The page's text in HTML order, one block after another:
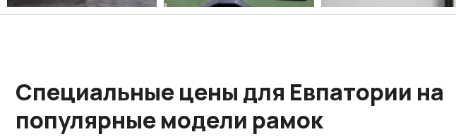
Специальные цены для Евпатории на
популярные модели рамок